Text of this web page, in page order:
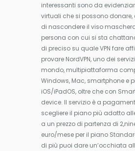
interessanti sono da
virtuali che si possono donare,
di nascondere il viso
persona con cui si sta
di preciso su quale VPN fare
provare NordVPN, uno dei
mondo, multipiattaforma
Windows, Mac, smartphone e
iOS/iPadOS, oltre che con
device. Il servizio è a
scegliere il piano più adatto
a un prezzo di partenza di
euro/mese per il piano
di più puoi dare un’occhiata